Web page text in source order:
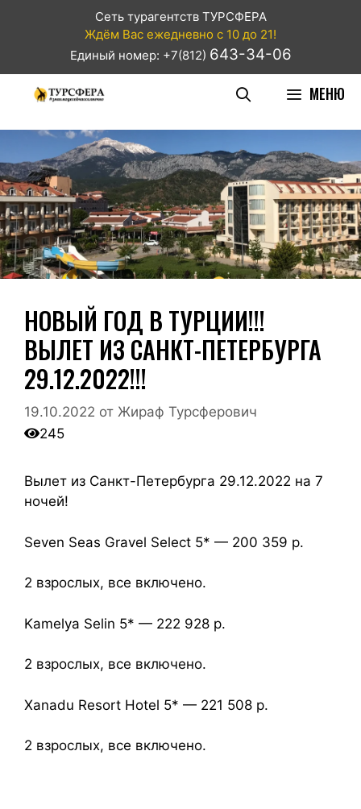
Сеть турагентств ТУРСФЕРА
Ждём Вас ежедневно с 10 до 21!
Единый номер: +7(812) 643-34-06
МЕНЮ
НОВЫЙ ГОД В ТУРЦИИ!!!
ВЫЛЕТ ИЗ САНКТ-ПЕТЕРБУРГА
29.12.2022!!!
19.10.2022 от Жираф Турсферович
245
Вылет из Санкт-Петербурга 29.12.2022 на 7
ночей!
Seven Seas Gravel Select 5* — 200 359 р.
2 взрослых, все включено.
Kamelya Selin 5* — 222 928 р.
2 взрослых, все включено.
Xanadu Resort Hotel 5* — 221 508 р.
2 взрослых, все включено.